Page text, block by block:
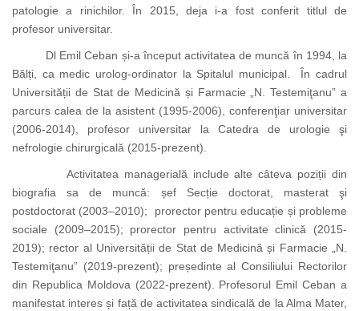
patologie a rinichilor. În 2015, deja i-a fost conferit titlul de
profesor universitar.
Dl Emil Ceban și-a început activitatea de muncă în 1994, la
Bălți, ca medic urolog-ordinator la Spitalul municipal. În cadrul
Universității de Stat de Medicină și Farmacie „N. Testemiţanu” a
parcurs calea de la asistent (1995-2006), conferenţiar universitar
(2006-2014), profesor universitar la Catedra de urologie şi
nefrologie chirurgicală (2015-prezent).
Activitatea managerială include alte câteva poziții din
biografia sa de muncă: șef Secție doctorat, masterat şi
postdoctorat (2003–2010); prorector pentru educație și probleme
sociale (2009–2015); prorector pentru activitate clinică (2015-
2019); rector al Universității de Stat de Medicină și Farmacie „N.
Testemiţanu” (2019-prezent); președinte al Consiliului Rectorilor
din Republica Moldova (2022-prezent). Profesorul Emil Ceban a
manifestat interes și față de activitatea sindicală de la Alma Mater,